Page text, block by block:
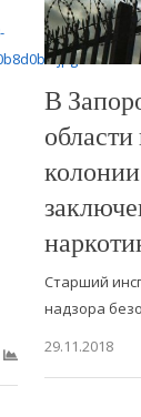
В
Старший
надзора
29.11.2018